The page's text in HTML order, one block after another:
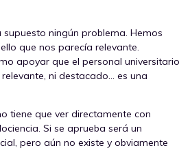
supuesto ningún problema. Hemos
que nos parecía relevante.
apoyar que el personal universitario
relevante, ni destacado… es una
tiene que ver directamente con
Si se aprueba será un
pero aún no existe y obviamente